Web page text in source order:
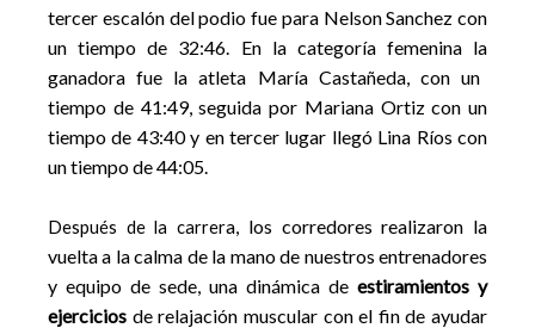
tercer escalón del podio fue para Nelson Sanchez con
un tiempo de 32:46. En la categoría femenina la
ganadora fue la atleta María Castañeda, con un
tiempo de 41:49, seguida por Mariana Ortiz con un
tiempode 43:40 y en tercer lugar llegó Lina Ríos con
un tiempo de 44:05.
Después de la carrera, los corredores realizaron la
vuelta a la calma de la mano de nuestros entrenadores
y equipo de sede, una dinámica de estiramientos y
ejercicios de relajación muscular con el fin de ayudar